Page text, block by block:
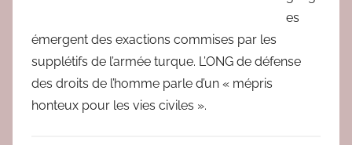
a
c
es
émergent des exactions commises par les
supplétifs de l’armée turque. L’ONG de défense
des droits de l’homme parle d’un « mépris
honteux pour les vies civiles ».